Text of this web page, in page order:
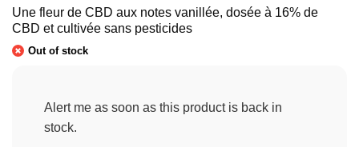
Une fleur de CBD aux notes vanillée, dosée à 16% de
CBD et cultivée sans pesticides
Out of stock
Alert me as soon as this product is back in
stock.